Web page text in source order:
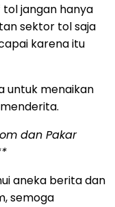
jangan hanya
sektor tol saja
karena itu
untuk menaikan
dan Pakar
aneka berita dan
semoga